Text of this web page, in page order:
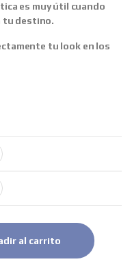
es muy útil cuando
tu destino.
tu look en los
azul claro quantity
al carrito